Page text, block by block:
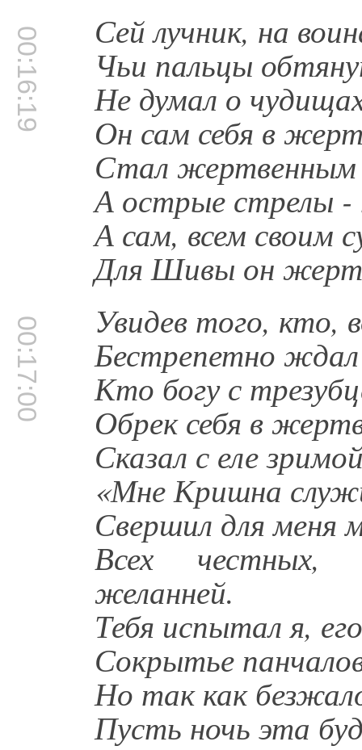
00:16:19 Сей лучник, на
Чьи пальцы
Не думал о
Он сам себя в
Стал жертвенным
А острые стрелы
А сам, всем своим
Для Шивы он
00:17:00 Увидев того, кто,
Бестрепетно
Кто богу с
Обрек себя в
Сказал с еле
«Мне Кришна
Свершил для меня
Всех честных,
желанней.
Тебя испытал я,
Сокрытье
Но так как
Пусть ночь эта